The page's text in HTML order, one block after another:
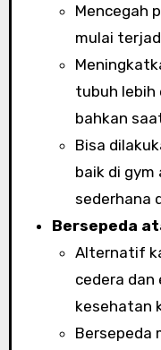
Mencegah
mulai
tubuh lebih
bahkan
Bisa
baik di
sederhana
Bersepeda
Alternatif
cedera
kesehatan
Bersepeda